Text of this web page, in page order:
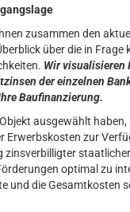
zusammen den
über die in Frage
Wir visualisieren
der einzelnen
Baufinanzierung.
ausgewählt
Erwerbskosten zur
zinsverbilligter
optimal zu
und die Gesamtkosten